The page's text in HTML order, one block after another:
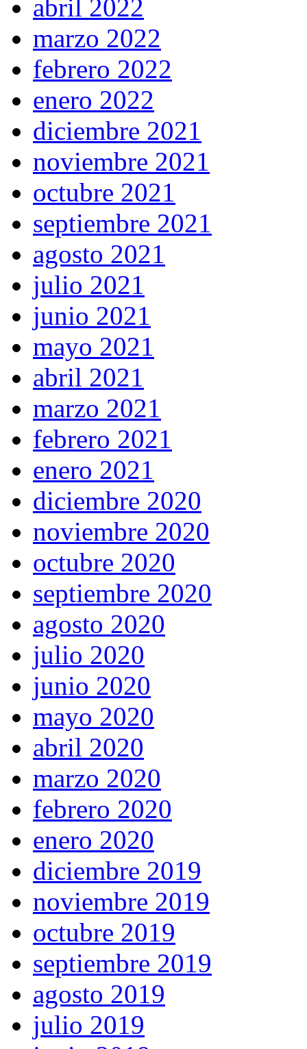
abril 2022
marzo 2022
febrero 2022
enero 2022
diciembre 2021
noviembre 2021
octubre 2021
septiembre 2021
agosto 2021
julio 2021
junio 2021
mayo 2021
abril 2021
marzo 2021
febrero 2021
enero 2021
diciembre 2020
noviembre 2020
octubre 2020
septiembre 2020
agosto 2020
julio 2020
junio 2020
mayo 2020
abril 2020
marzo 2020
febrero 2020
enero 2020
diciembre 2019
noviembre 2019
octubre 2019
septiembre 2019
agosto 2019
julio 2019